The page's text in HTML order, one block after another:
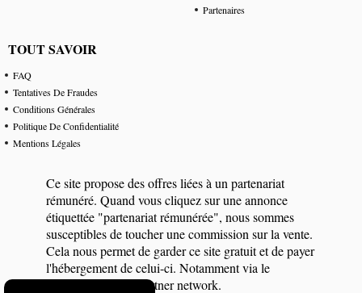
Partenaires
TOUT SAVOIR
FAQ
Tentatives De Fraudes
Conditions Générales
Politique De Confidentialité
Mentions Légales
Ce site propose des offres liées à un partenariat
rémunéré. Quand vous cliquez sur une annonce
étiquettée "partenariat rémunérée", nous sommes
susceptibles de toucher une commission sur la vente.
Cela nous permet de garder ce site gratuit et de payer
l'hébergement de celui-ci. Notamment via le
programme eBay Partner network.